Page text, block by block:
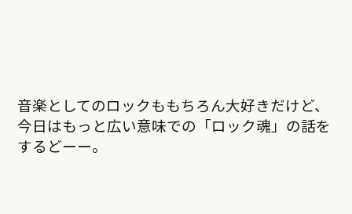
音楽としてのロックももちろん大好きだけど、
今日はもっと広い意味での「ロック魂」の話を
するどーー。